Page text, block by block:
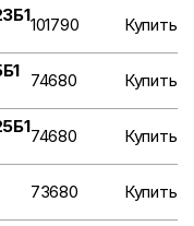
101790 Купить
74680 Купить
74680 Купить
73680 Купить